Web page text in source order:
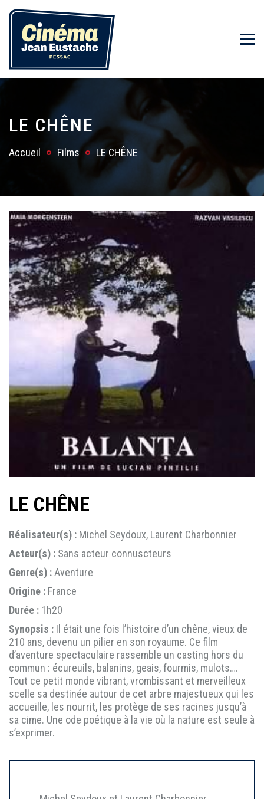
LE CHÊNE
Accueil Films LE CHÊNE
LE CHÊNE
Réalisateur(s) : Michel Seydoux, Laurent Charbonnier
Acteur(s) : Sans acteur connuscteurs
Genre(s) :Aventure
Origine : France
Durée : 1h20
Synopsis : Il était une fois l’histoire d’un chêne, vieux de
210 ans, devenu un pilier en son royaume. Ce film
d’aventure spectaculaire rassemble un casting hors du
commun : écureuils, balanins, geais, fourmis, mulots….
Tout ce petit monde vibrant, vrombissant et merveilleux
scelle sa destinée autour de cet arbre majestueux qui les
accueille, les nourrit, les protège de ses racines jusqu’à
sa cime. Une ode poétique à la vie où la nature est seule à
s’exprimer.